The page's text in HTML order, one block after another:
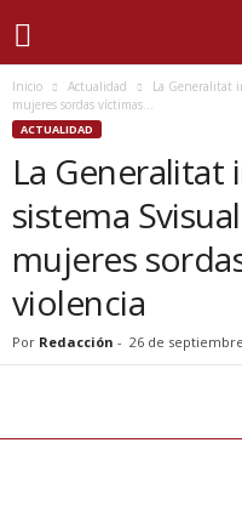
Inicio Actualidad
La Generalitat
mujeres sordas víctimas...
ACTUALIDAD
La Generalitat
sistema
mujeres
violencia
Por Redacción - 26 de